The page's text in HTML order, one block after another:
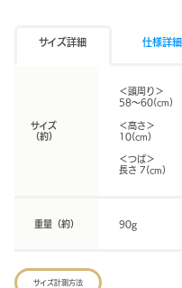
サイズ詳細 仕様詳細
サイズ
（約）
＜頭周り＞
58〜60(cm)
＜高さ＞
10(cm)
＜つば＞
長さ 7(cm)
重量（約） 90g
サイズ計測方法